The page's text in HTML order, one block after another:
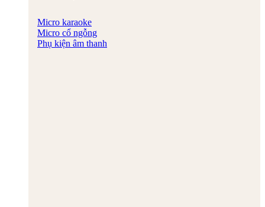
Micro karaoke
Micro cổ ngỗng
Phụ kiện âm thanh